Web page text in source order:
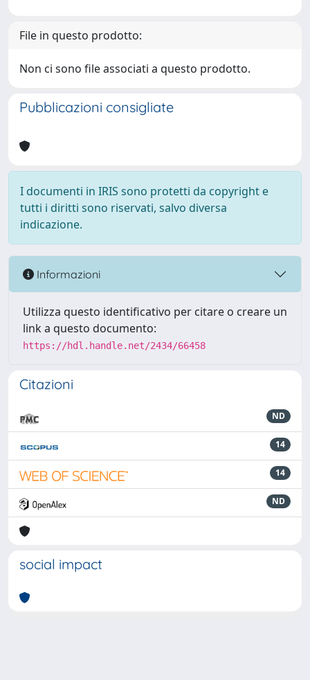
File in questo prodotto:
Non ci sono file associati a questo prodotto.
Pubblicazioni consigliate
I documenti in IRIS sono protetti da copyright e
tutti i diritti sono riservati, salvo diversa
indicazione.
Informazioni
Utilizza questo identificativo per citare o creare un
link a questo documento:
https://hdl.handle.net/2434/66458
Citazioni
ND
14
14
ND
social impact